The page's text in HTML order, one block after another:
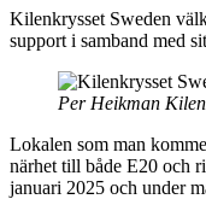
Kilenkrysset Sweden
support i samband med
Per Heikman
Lokalen som man
närhet till både E20 och
januari 2025 och under